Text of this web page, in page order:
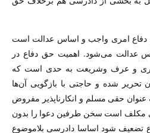
دفاع امری واجب و اساس عدالت است
عدالت می‌شود. اهمیت حق دفاع در
و عرف وشریعت به حدی است که
تحریر شده و حاجتی با بازگویی آن‌ها
حقی مسلم و انکارناپذیر مفروض
است سخن طرفین دعوا را بدون
تضعیف شود اساسا دادرسی بلاموضوع